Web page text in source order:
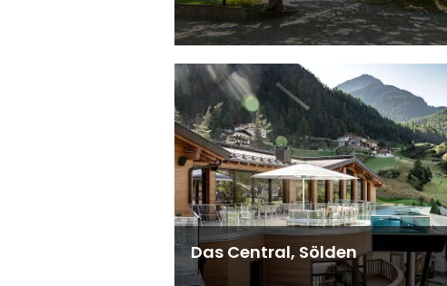
Das Central, Sölden